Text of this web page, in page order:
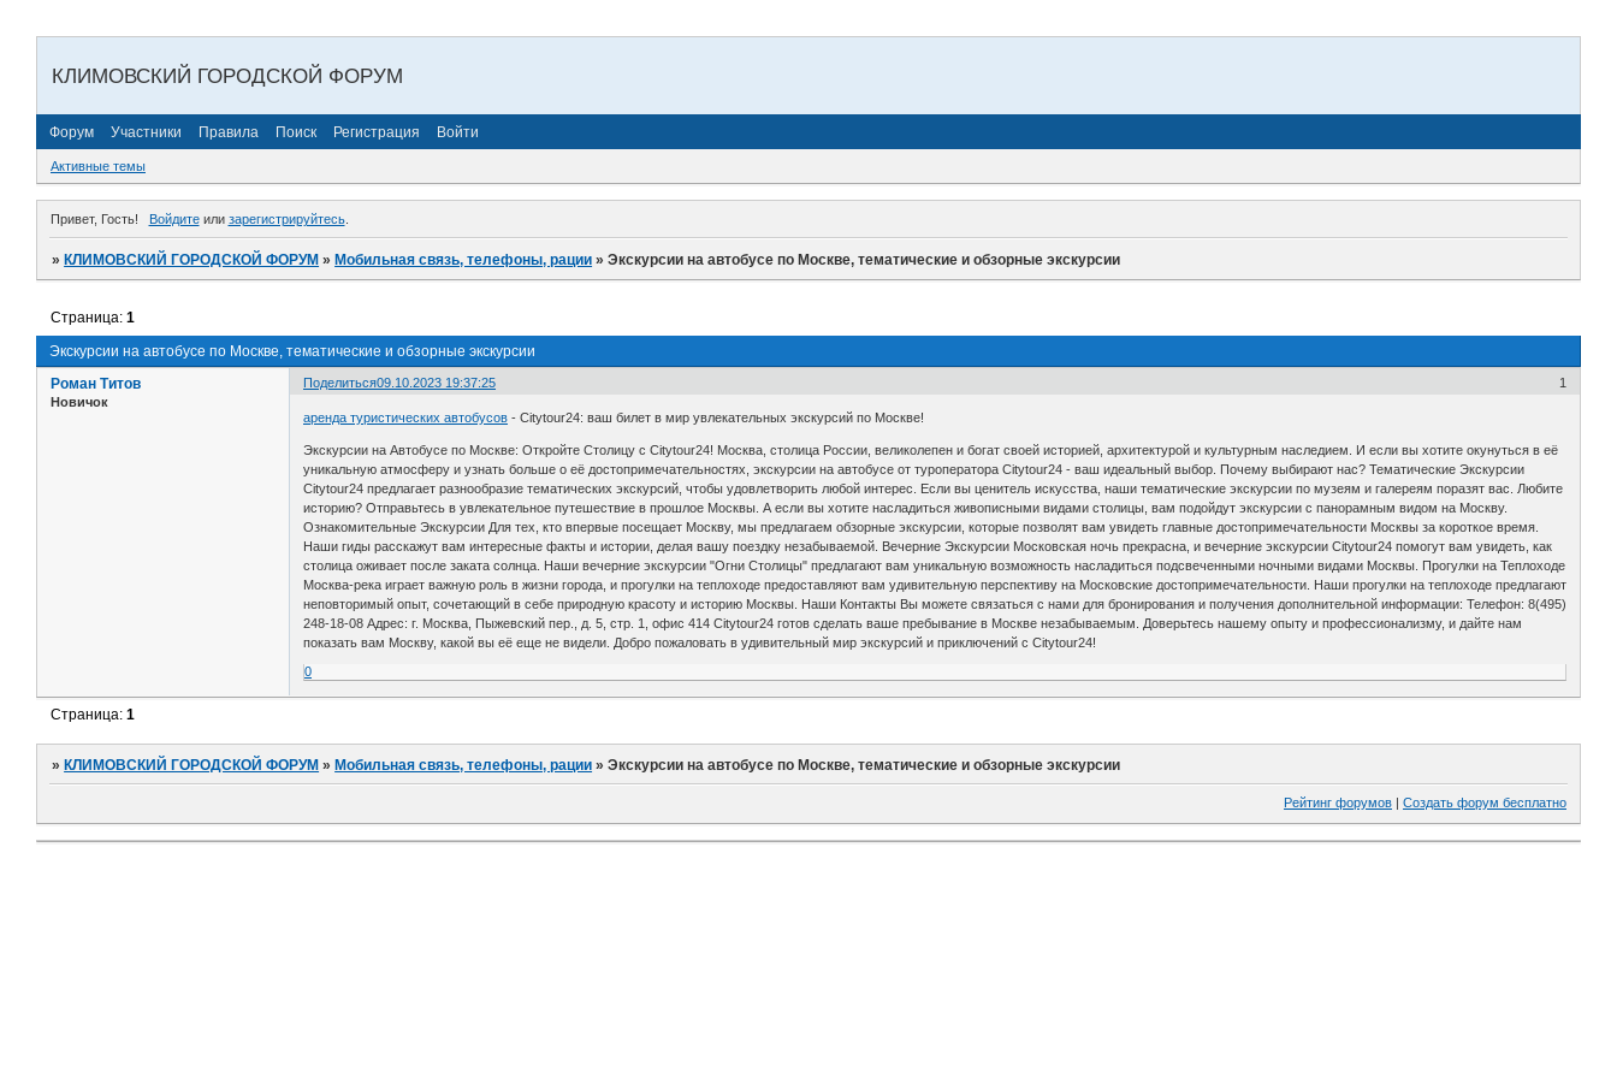
КЛИМОВСКИЙ ГОРОДСКОЙ ФОРУМ
Форум Участники Правила Поиск Регистрация Войти
Активные темы
Привет, Гость! Войдитеили зарегистрируйтесь.
»КЛИМОВСКИЙ ГОРОДСКОЙ ФОРУМ »Мобильная связь, телефоны, рации »Экскурсии на автобусе по Москве, тематические и обзорные экскурсии
Экскурсии на автобусе по Москве, тематические и обзорные экскурсии
Страница:1
Поделиться 1
09.10.2023 19:37:25
Роман Титов
Новичок
аренда туристических автобусов - Citytour24: ваш билет в мир увлекательных экскурсий по Москве!
Экскурсии на Автобусе по Москве: Откройте Столицу с Citytour24! Москва, столица России, великолепен и богат своей историей, архитектурой и культурным наследием. И если вы хотите окунуться в её
уникальную атмосферу и узнать больше о её достопримечательностях, экскурсии на автобусе от туроператора Citytour24 - ваш идеальный выбор. Почему выбирают нас? Тематические Экскурсии
Citytour24 предлагает разнообразие тематических экскурсий, чтобы удовлетворить любой интерес. Если вы ценитель искусства, наши тематические экскурсии по музеям и галереям поразят вас. Любите
историю? Отправьтесь в увлекательное путешествие в прошлое Москвы. А если вы хотите насладиться живописными видами столицы, вам подойдут экскурсии с панорамным видом на Москву.
Ознакомительные Экскурсии Для тех, кто впервые посещает Москву, мы предлагаем обзорные экскурсии, которые позволят вам увидеть главные достопримечательности Москвы за короткое время.
Наши гиды расскажут вам интересные факты и истории, делая вашу поездку незабываемой. Вечерние Экскурсии Московская ночь прекрасна, и вечерние экскурсии Citytour24 помогут вам увидеть, как
столица оживает после заката солнца. Наши вечерние экскурсии "Огни Столицы" предлагают вам уникальную возможность насладиться подсвеченными ночными видами Москвы. Прогулки на Теплоходе
Москва-река играет важную роль в жизни города, и прогулки на теплоходе предоставляют вам удивительную перспективу на Московские достопримечательности. Наши прогулки на теплоходе предлагают
неповторимый опыт, сочетающий в себе природную красоту и историю Москвы. Наши Контакты Вы можете связаться с нами для бронирования и получения дополнительной информации: Телефон: 8(495)
248-18-08 Адрес: г. Москва, Пыжевский пер., д. 5, стр. 1, офис 414 Citytour24 готов сделать ваше пребывание в Москве незабываемым. Доверьтесь нашему опыту и профессионализму, и дайте нам
показать вам Москву, какой вы её еще не видели. Добро пожаловать в удивительный мир экскурсий и приключений с Citytour24!
0
Страница:1
»КЛИМОВСКИЙ ГОРОДСКОЙ ФОРУМ »Мобильная связь, телефоны, рации »Экскурсии на автобусе по Москве, тематические и обзорные экскурсии
Рейтинг форумов Создать форум бесплатно